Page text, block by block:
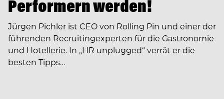
Performern werden!
Jürgen Pichler ist CEO von Rolling Pin und einer der
führenden Recruiting­experten für die Gastronomie
und Hotellerie. In ­­„HR unplugged“ verrät er die
besten Tipps…